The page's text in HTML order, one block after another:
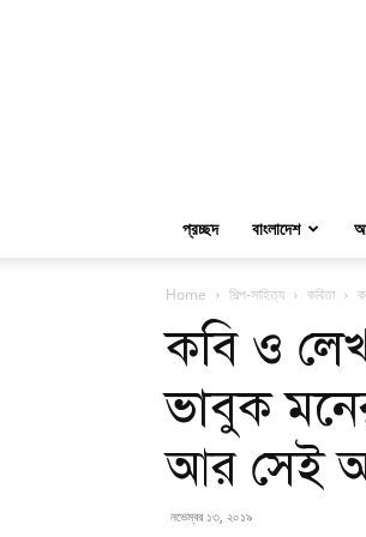
প্রচ্ছদ
বাংলাদেশ
Home শিল্প-সাহিত্য কবিতা
কবি ও
ভাবুক
আর সেই
নভেম্বর ১৩, ২০১৯